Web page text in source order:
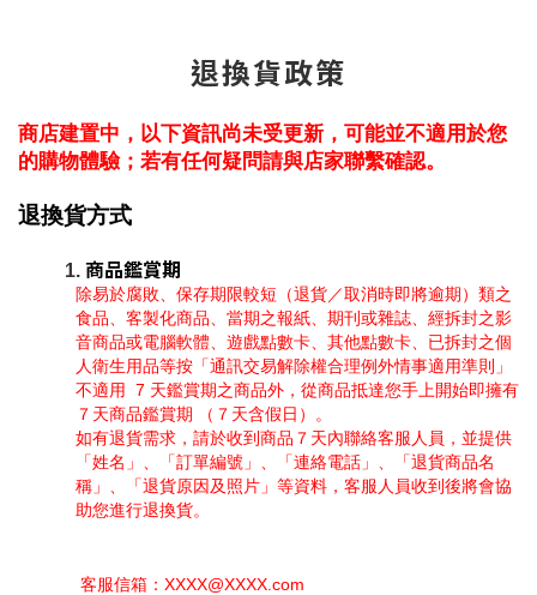
退換貨政策
商店建置中，以下資訊尚未受更新，可能並不適用於您
的購物體驗；若有任何疑問請與店家聯繫確認。
退換貨方式
商品鑑賞期
除易於腐敗、保存期限較短（退貨／取消時即將逾期）類之
食品、客製化商品、當期之報紙、期刊或雜誌、經拆封之影
音商品或電腦軟體、遊戲點數卡、其他點數卡、已拆封之個
人衛生用品等按「通訊交易解除權合理例外情事適用準則」
不適用  7 天鑑賞期之商品外，從商品抵達您手上開始即擁有
７天商品鑑賞期 （７天含假日）。
如有退貨需求，請於收到商品７天內聯絡客服人員，並提供
「姓名」、「訂單編號」、「連絡電話」、「退貨商品名
稱」、「退貨原因及照片」等資料，客服人員收到後將會協
助您進行退換貨。
客服信箱：XXXX@XXXX.com